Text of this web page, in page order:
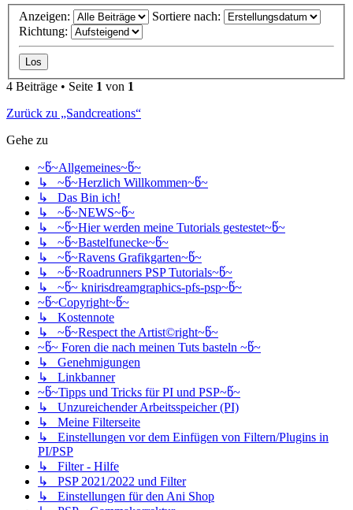
Anzeigen:
Sortiere nach:
Richtung:
4 Beiträge • Seite 1 von 1
Zurück zu „Sandcreations“
Gehe zu
~წ~Allgemeines~წ~
↳ ~წ~Herzlich Willkommen~წ~
↳ Das Bin ich!
↳ ~წ~NEWS~წ~
↳ ~წ~Hier werden meine Tutorials gestestet~წ~
↳ ~წ~Bastelfunecke~წ~
↳ ~წ~Ravens Grafikgarten~წ~
↳ ~წ~Roadrunners PSP Tutorials~წ~
↳ ~წ~ knirisdreamgraphics-pfs-psp~წ~
~წ~Copyright~წ~
↳ Kostennote
↳ ~წ~Respect the Artist©right~წ~
~წ~ Foren die nach meinen Tuts basteln ~წ~
↳ Genehmigungen
↳ Linkbanner
~წ~Tipps und Tricks für PI und PSP~წ~
↳ Unzureichender Arbeitsspeicher (PI)
↳ Meine Filterseite
↳ Einstellungen vor dem Einfügen von Filtern/Plugins in
PI/PSP
↳ Filter - Hilfe
↳ PSP 2021/2022 und Filter
↳ Einstellungen für den Ani Shop